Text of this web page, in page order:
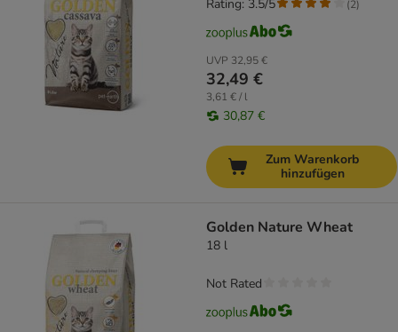
UVP 32,95 €
32,49 €
3,61 € / l
30,87 €
Rating: 3.5/5 (2)
Zum Warenkorb
hinzufügen
Golden Nature Wheat
18 l
Not Rated